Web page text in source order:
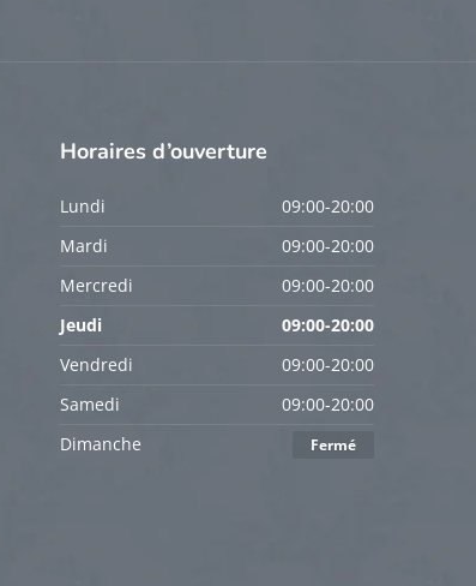
Horaires d’ouverture
Lundi
09:00-20:00
Mardi
09:00-20:00
Mercredi
09:00-20:00
Jeudi
09:00-20:00
Vendredi
09:00-20:00
Samedi
09:00-20:00
Dimanche
Fermé